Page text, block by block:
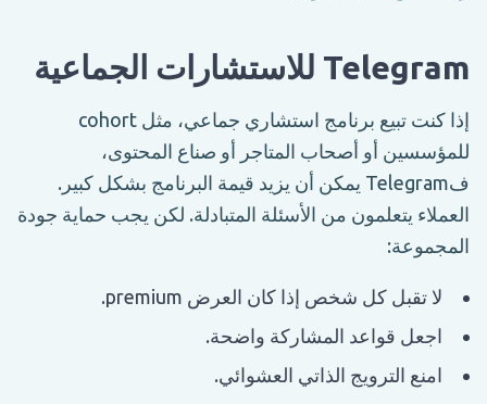
Telegram للاستشارات الجماعية
إذا كنت تبيع برنامج استشاري جماعي، مثل cohort
للمؤسسين أو أصحاب المتاجر أو صناع المحتوى،
فTelegram يمكن أن يزيد قيمة البرنامج بشكل كبير.
العملاء يتعلمون من الأسئلة المتبادلة. لكن يجب حماية جودة
المجموعة:
لا تقبل كل شخص إذا كان العرض premium.
اجعل قواعد المشاركة واضحة.
امنع الترويج الذاتي العشوائي.